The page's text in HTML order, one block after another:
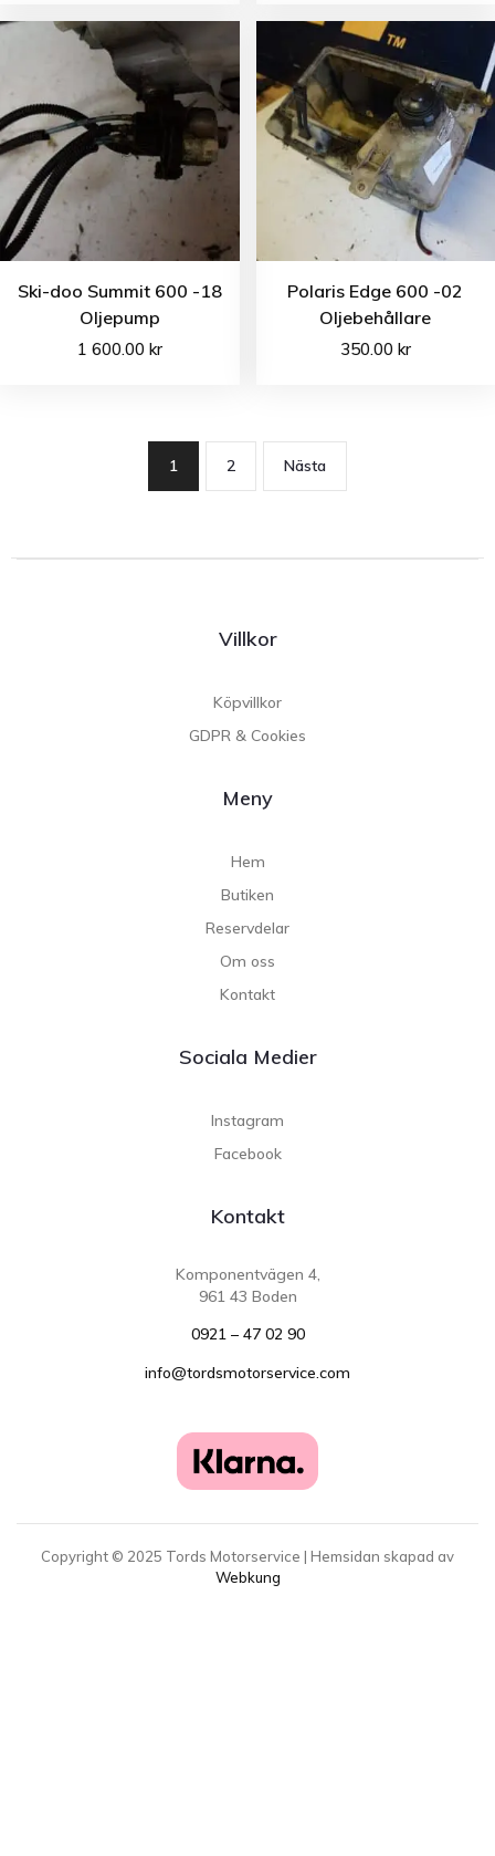
Ski-doo Summit 600 -18
Oljepump
1 600.00 kr
Polaris Edge 600 -02
Oljebehållare
350.00 kr
1 2 Nästa
Villkor
Köpvillkor
GDPR & Cookies
Meny
Hem
Butiken
Reservdelar
Om oss
Kontakt
Sociala Medier
Instagram
Facebook
Kontakt
Komponentvägen 4,
961 43 Boden
0921 – 47 02 90
info@tordsmotorservice.com
Copyright © 2025 Tords Motorservice | Hemsidan skapad av
Webkung